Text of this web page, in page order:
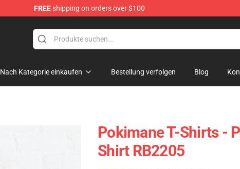
FREEshipping on orders over $100
Nach Kategorie einkaufen Bestellung verfolgen Blog
Pokimane T-Shirts -
Shirt RB2205